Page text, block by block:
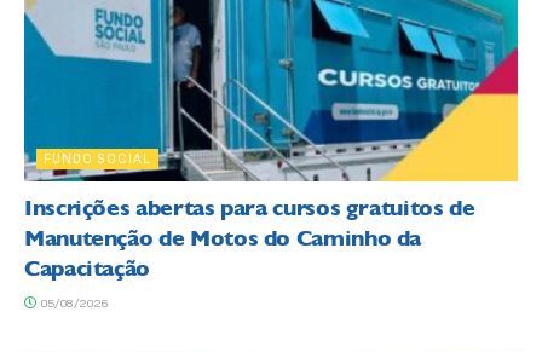
FUNDO SOCIAL
Inscrições abertas para cursos gratuitos de
Manutenção de Motos do Caminho da
Capacitação
05/08/2026